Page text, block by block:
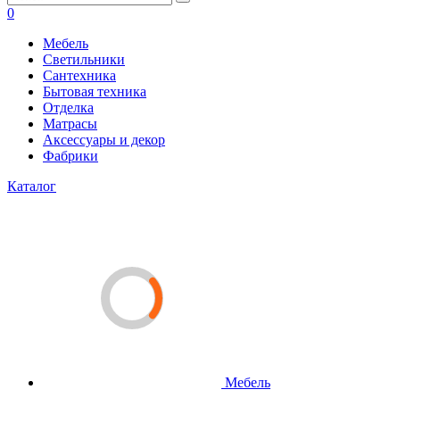
0
Мебель
Светильники
Сантехника
Бытовая техника
Отделка
Матрасы
Аксессуары и декор
Фабрики
Каталог
Мебель